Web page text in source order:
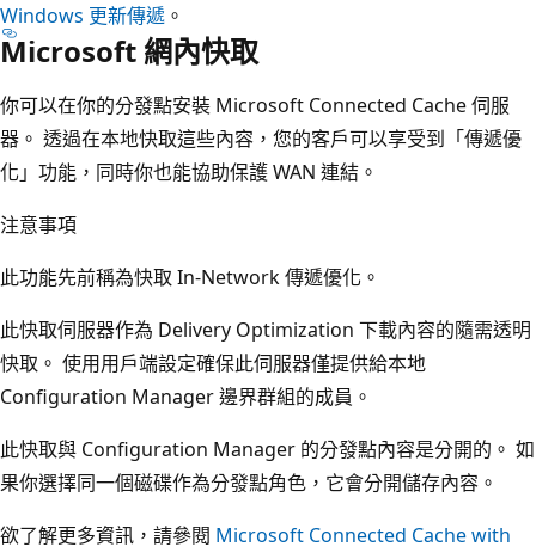
Windows 更新傳遞 。
Microsoft 網內快取
你可以在你的分發點安裝 Microsoft Connected Cache 伺服
器。 透過在本地快取這些內容，您的客戶可以享受到「傳遞優
化」功能，同時你也能協助保護 WAN 連結。
注意事項
此功能先前稱為快取 In-Network 傳遞優化。
此快取伺服器作為 Delivery Optimization 下載內容的隨需透明
快取。 使用用戶端設定確保此伺服器僅提供給本地
Configuration Manager 邊界群組的成員。
此快取與 Configuration Manager 的分發點內容是分開的。 如
果你選擇同一個磁碟作為分發點角色，它會分開儲存內容。
欲了解更多資訊，請參閱 Microsoft Connected Cache with